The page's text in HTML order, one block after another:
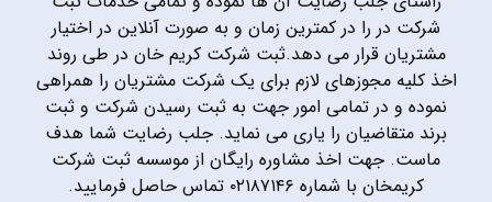
شرکت در را در کمترین زمان و به صورت آنلاین در اختیار
مشتریان قرار می دهد.ثبت شرکت کریم خان در طی روند
اخذ کلیه مجوزهای لازم برای یک شرکت مشتریان را همراهی
نموده و در تمامی امور جهت به ثبت رسیدن شرکت و ثبت
برند متقاضیان را یاری می نماید. جلب رضایت شما هدف
ماست. جهت اخذ مشاوره رایگان از موسسه ثبت شرکت
کریمخان با شماره ۰۲۱۸۷۱۴۶ تماس حاصل فرمایید.